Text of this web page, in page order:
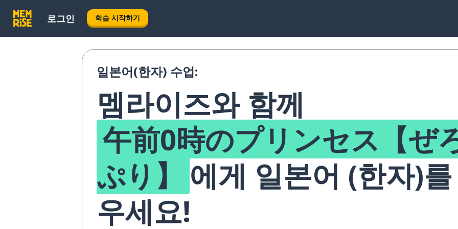
로그인 학습 시작하기
일본어(한자) 수업:
멤라이즈와 함께
午前0時のプリンセス【ぜ
ぷり】
에게 일본어 (한자)
우세요!